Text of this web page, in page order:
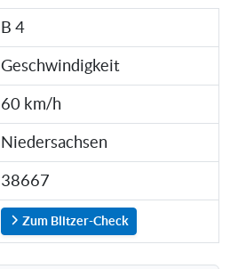
B 4
Geschwindigkeit
60 km/h
Niedersachsen
38667
Zum Blitzer-Check